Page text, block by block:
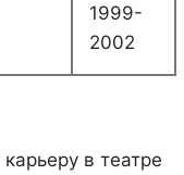
1999-
2002
в театре